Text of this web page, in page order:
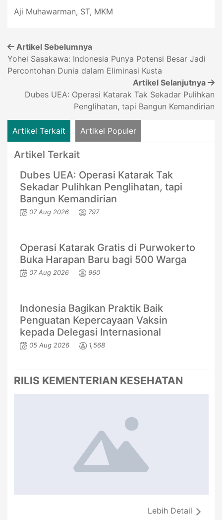
Aji Muhawarman, ST, MKM
Artikel Sebelumnya
Yohei Sasakawa: Indonesia Punya Potensi Besar Jadi
Percontohan Dunia dalam Eliminasi Kusta
Artikel Selanjutnya
Dubes UEA: Operasi Katarak Tak Sekadar Pulihkan
Penglihatan, tapi Bangun Kemandirian
Artikel Terkait Artikel Populer
Artikel Terkait
Dubes UEA: Operasi Katarak Tak
Sekadar Pulihkan Penglihatan, tapi
Bangun Kemandirian
07 Aug 2026 797
Operasi Katarak Gratis di Purwokerto
Buka Harapan Baru bagi 500 Warga
07 Aug 2026 960
Indonesia Bagikan Praktik Baik
Penguatan Kepercayaan Vaksin
kepada Delegasi Internasional
05 Aug 2026 1,568
RILIS KEMENTERIAN KESEHATAN
Lebih Detail